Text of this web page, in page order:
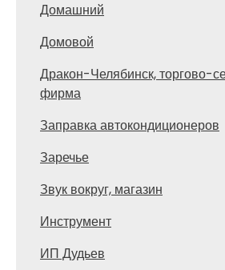
Домашний
Домовой
Дракон-Челябинск, торгово-
фирма
Заправка автокондиционеров
Заречье
Звук вокруг, магазин
Инструмент
ИП Дудьев